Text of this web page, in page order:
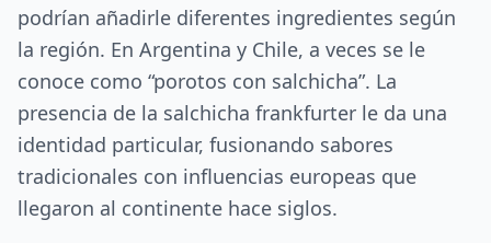
podrían añadirle diferentes ingredientes según
la región. En Argentina y Chile, a veces se le
conoce como “porotos con salchicha”. La
presencia de la salchicha frankfurter le da una
identidad particular, fusionando sabores
tradicionales con influencias europeas que
llegaron al continente hace siglos.